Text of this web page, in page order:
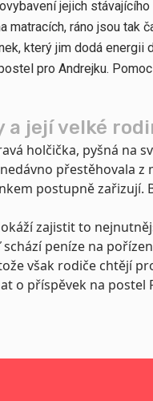
jejich
matracích, ráno jsou tak
který jim dodá energii
pro Andrejku.
a její velké
holčička, pyšná na
přestěhovala
postupně zařizují.
zajistit to
schází peníze na
však rodiče chtějí
o příspěvek na postel